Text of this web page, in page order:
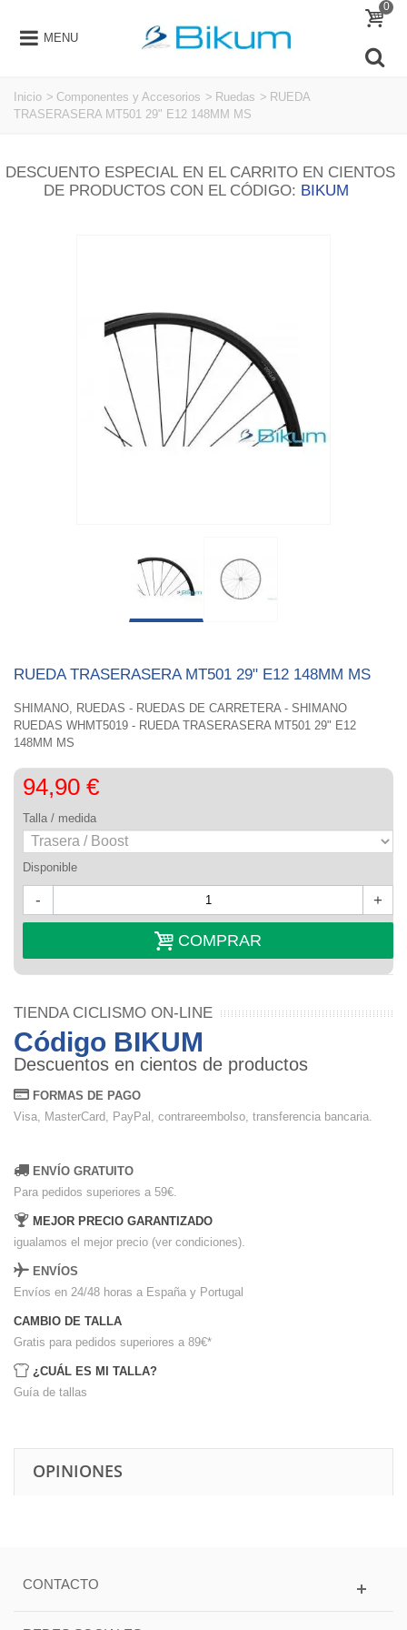
MENU
0
Inicio > Componentes y Accesorios > Ruedas > RUEDA
TRASERASERA MT501 29" E12 148MM MS
DESCUENTO ESPECIAL EN EL CARRITO EN CIENTOS
DE PRODUCTOS CON EL CÓDIGO: BIKUM
RUEDA TRASERASERA MT501 29" E12 148MM MS
SHIMANO, RUEDAS - RUEDAS DE CARRETERA - SHIMANO
RUEDAS WHMT5019 - RUEDA TRASERASERA MT501 29" E12
148MM MS
94,90 €
Talla / medida
Disponible
- +
COMPRAR
TIENDA CICLISMO ON-LINE
Código BIKUM
Descuentos en cientos de productos
FORMAS DE PAGO
Visa, MasterCard, PayPal, contrareembolso, transferencia bancaria.
ENVÍO GRATUITO
Para pedidos superiores a 59€.
MEJOR PRECIO GARANTIZADO
igualamos el mejor precio (ver condiciones).
ENVÍOS
Envíos en 24/48 horas a España y Portugal
CAMBIO DE TALLA
Gratis para pedidos superiores a 89€*
¿CUÁL ES MI TALLA?
Guía de tallas
OPINIONES
CONTACTO